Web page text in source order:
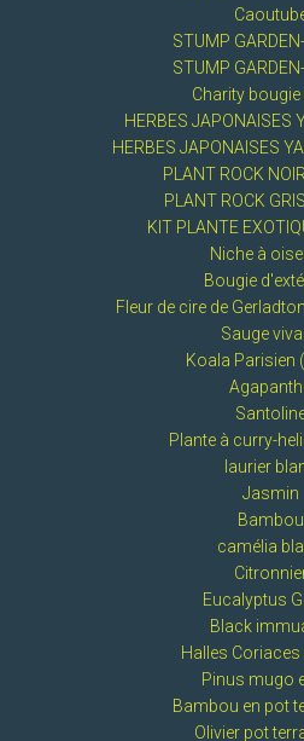
STUMP
STUMP
Charity bougie
HERBES JAPONAISES
HERBES JAPONAISES
PLANT ROCK
PLANT ROCK
KIT PLANTE
Niche à
Bougie
Fleur de cire de
Sauge
Koala Parisien
Plante à curry-
laurier
Jasmin
Bambou
camélia
Eucalyptus
Black
Halles Coriaces
Pinus mugo
Bambou en pot
Olivier pot